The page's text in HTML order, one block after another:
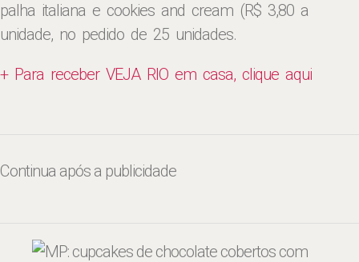
palha italiana e cookies and cream (R$ 3,80 a
unidade, no pedido de 25 unidades.
+ Para receber VEJA RIO em casa, clique aqui
Continua após a publicidade